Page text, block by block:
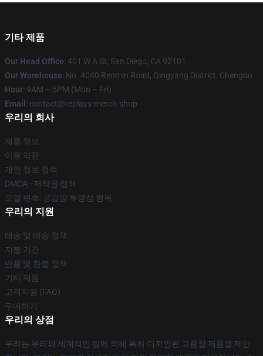
기타 제품
Our Head Office: 401 W A St, San Diego, CA 92101
Our Warehouse: No. 4040 Renmin Road, Qingyang District, Chengdu
Hour: 9AM – 5PM (Mon – Fri)
Email : contact@replays-merch.shop
우리의 회사
제품 정보
이용 약관
개인 정보 정책
DMCA - 저작권 정책
모델 번호: 공급망 투명성 행위
우리의 지원
배송 및 배송 정책
지불 기간
반품 및 환불 정책
기타 제품
고객지원 (FAQ)
구매하기
우리의 상점
우리는 우리의 세계적인 팀에 의해 특히 디자인된 고품질 제품을 제안